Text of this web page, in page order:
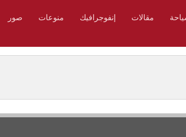
مقالات إنفوجرافيك منوعات صور